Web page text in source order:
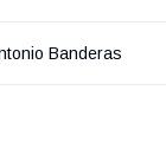
Banderas